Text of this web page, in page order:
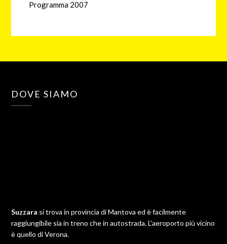
Programma 2007
DOVE SIAMO
Suzzara si trova in provincia di Mantova ed è facilmente
raggiungibile sia in treno che in autostrada. L'aeroporto più vicino
è quello di Verona.